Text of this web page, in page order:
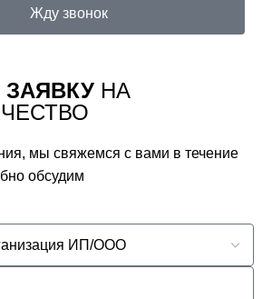
Жду звонок
ЗАЯВКУ НА
мы свяжемся с вами в течение
обсудим